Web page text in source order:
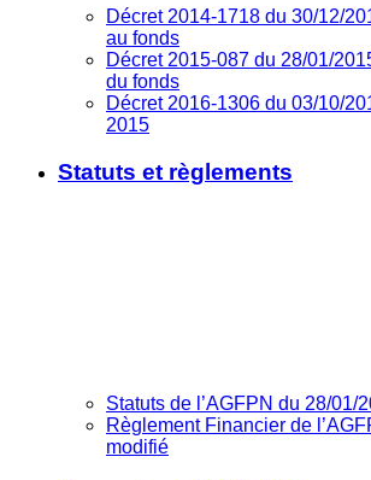
Décret 2014-1718 du 30/12/
au fonds
Décret 2015-087 du 28/01/
du fonds
Décret 2016-1306 du 03/10/
2015
Statuts et règlements
Statuts de l’AGFPN du 28/01/
Règlement Financier de
modifié